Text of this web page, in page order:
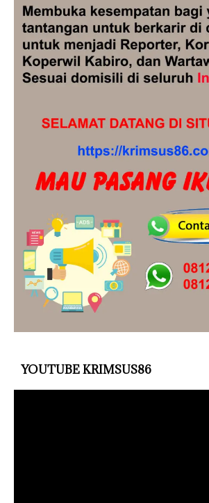
YOUTUBE KRIMSUS86